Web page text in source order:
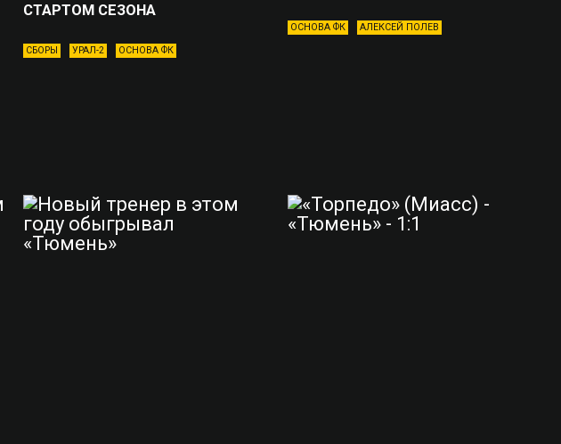
СТАРТОМ СЕЗОНА
СБОРЫ УРАЛ-2 ОСНОВА ФК
ОСНОВА ФК АЛЕКСЕЙ ПОЛЕВ